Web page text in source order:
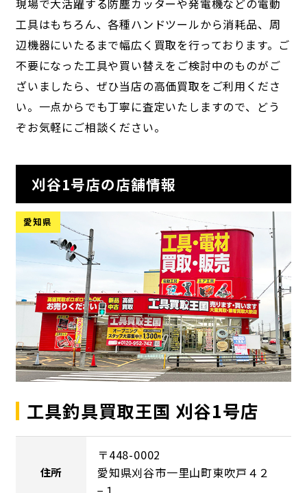
現場で大活躍する防塵カッターや発電機などの電動
工具はもちろん、各種ハンドツールから消耗品、周
辺機器にいたるまで幅広く買取を行っております。ご
不要になった工具や買い替えをご検討中のものがご
ざいましたら、ぜひ当店の高価買取をご利用くださ
い。一点からでも丁寧に査定いたしますので、どう
ぞお気軽にご相談ください。
刈谷1号店の店舗情報
愛知県
工具釣具買取王国 刈谷1号店
住所
〒448-0002
愛知県刈谷市一里山町東吹戸４２